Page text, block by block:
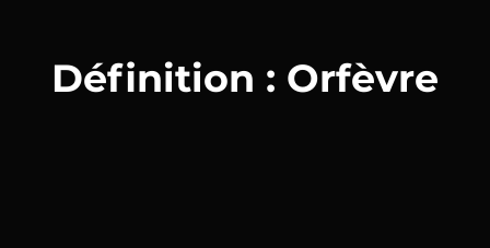
Définition : Orfèvre